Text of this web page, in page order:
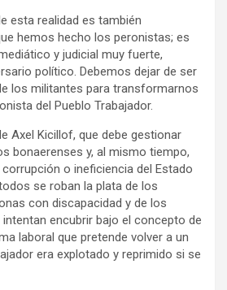
esta realidad es también
hemos hecho los peronistas; es
y judicial muy fuerte,
político. Debemos dejar de ser
los militantes para transformarnos
del Pueblo Trabajador.
Axel Kicillof, que debe gestionar
bonaerenses y, al mismo tiempo,
o ineficiencia del Estado
se roban la plata de los
con discapacidad y de los
encubrir bajo el concepto de
laboral que pretende volver a un
era explotado y reprimido si se